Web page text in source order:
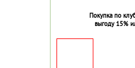
Покупка по
выгоду 15%